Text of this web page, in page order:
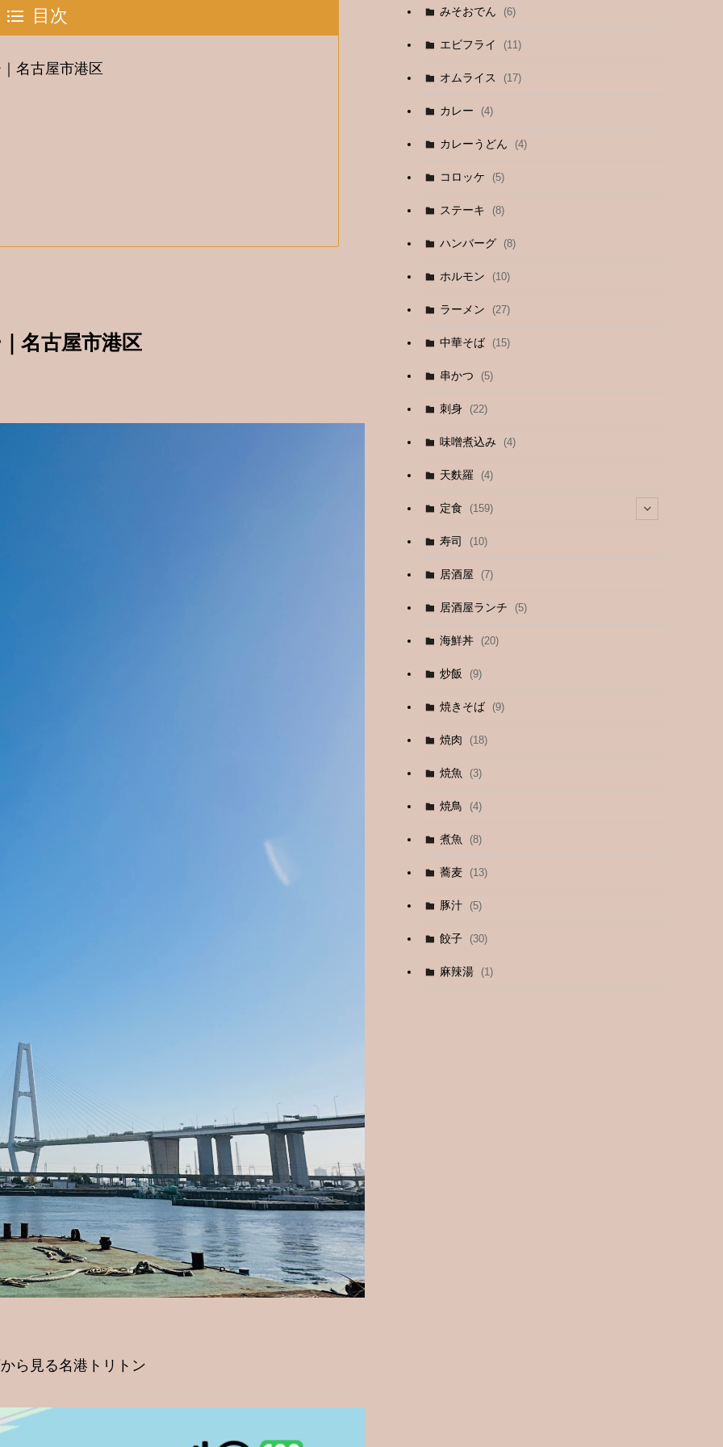
目次
名古屋市港区
名古屋市港区
ら見る名港トリトン
みそおでん (6)
エビフライ (11)
オムライス (17)
カレー (4)
カレーうどん (4)
コロッケ (5)
ステーキ (8)
ハンバーグ (8)
ホルモン (10)
ラーメン (27)
中華そば (15)
串かつ (5)
刺身 (22)
味噌煮込み (4)
天麩羅 (4)
定食 (159)
(4)
(9)
(3)
(4)
寿司 (10)
居酒屋 (7)
居酒屋ランチ (5)
海鮮丼 (20)
炒飯 (9)
焼きそば (9)
焼肉 (18)
焼魚 (3)
焼鳥 (4)
煮魚 (8)
蕎麦 (13)
豚汁 (5)
餃子 (30)
麻辣湯 (1)